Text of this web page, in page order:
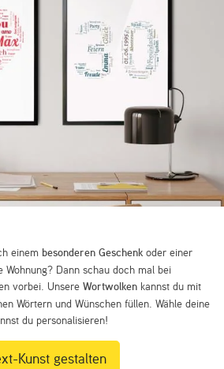
einem besonderen Geschenk oder einer
Dann schau doch mal bei
vorbei. UnsereWortwolken kannst du mit
Wörtern und Wünschen füllen. Wähle deine
du personalisieren!
Kunst gestalten